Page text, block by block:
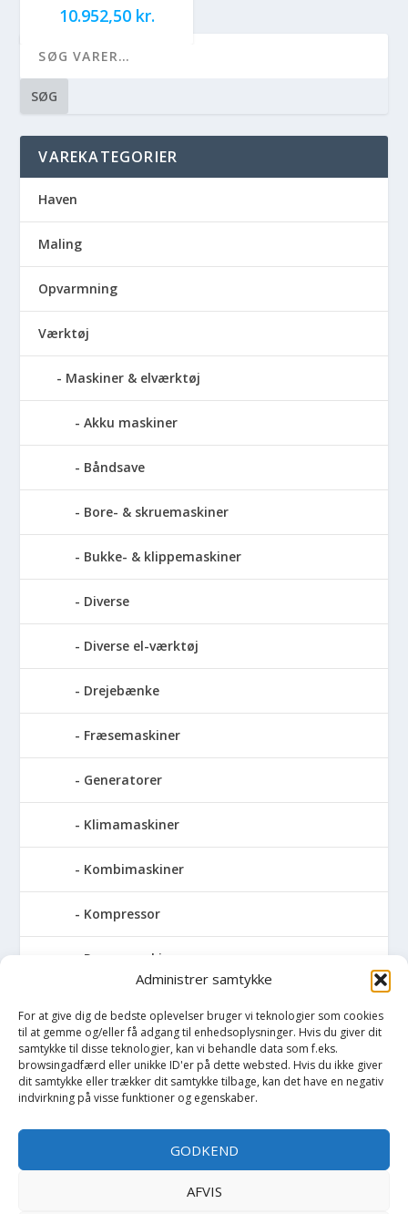
Administrer samtykke
For at give dig de bedste oplevelser bruger vi teknologier som cookies
til at gemme og/eller få adgang til enhedsoplysninger. Hvis du giver dit
samtykke til disse teknologier, kan vi behandle data som f.eks.
browsingadfærd eller unikke ID'er på dette websted. Hvis du ikke giver
dit samtykke eller trækker dit samtykke tilbage, kan det have en negativ
indvirkning på visse funktioner og egenskaber.
GODKEND
AFVIS
10.952,50 kr.
SØG
VAREKATEGORIER
Haven
Maling
Opvarmning
Værktøj
Maskiner & elværktøj
Akku maskiner
Båndsave
Bore- & skruemaskiner
Bukke- & klippemaskiner
Diverse
Diverse el-værktøj
Drejebænke
Fræsemaskiner
Generatorer
Klimamaskiner
Kombimaskiner
Kompressor
Pressemaskiner
Slibemaskiner
Svejser